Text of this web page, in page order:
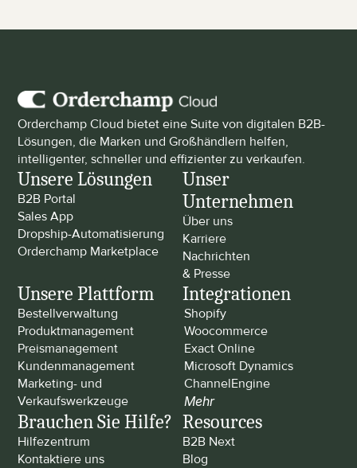
Orderchamp Cloud bietet eine Suite von digitalen B2B-
Lösungen, die Marken und Großhändlern helfen,
intelligenter, schneller und effizienter zu verkaufen.
Unsere Lösungen
B2B Portal
Sales App
Dropship-Automatisierung
Orderchamp Marketplace
Unser
Unternehmen
Über uns
Karriere
Nachrichten
& Presse
Unsere Plattform
Bestellverwaltung
Produktmanagement
Preismanagement
Kundenmanagement
Marketing- und
Verkaufswerkzeuge
Integrationen
Shopify
Woocommerce
Exact Online
Microsoft Dynamics
ChannelEngine
Mehr
Brauchen Sie Hilfe?
Hilfezentrum
Kontaktiere uns
Resources
B2B Next
Blog